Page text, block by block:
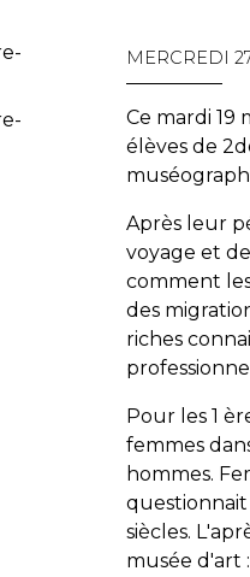
MERCREDI
Ce mardi 19
élèves de
Après leur
voyage et
comment
des
riches
Pour les 1
femmes
hommes.
questionnait
siècles.
musée d'art